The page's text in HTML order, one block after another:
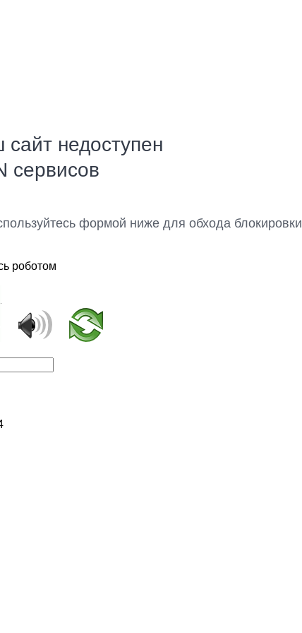
недоступен
сервисов
формой ниже для обхода блокировки
роботом